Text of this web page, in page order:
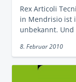
Rex Articoli
in Mendrisio ist
unbekannt.
8. Februar 2010